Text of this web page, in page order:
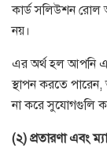
কার্ড সলিউশন রোল
নয়।
এর অর্থ হল আপনি
স্থাপন করতে
না করে সুযোগগুলি
(২) প্রতারণা এবং